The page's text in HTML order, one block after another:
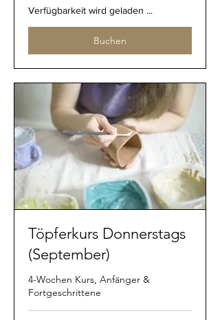
Verfügbarkeit wird geladen ...
Buchen
Töpferkurs Donnerstags
(September)
4-Wochen Kurs, Anfänger &
Fortgeschrittene